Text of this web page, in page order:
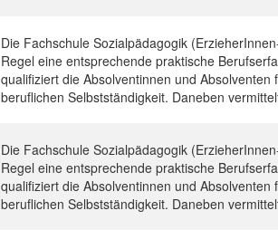
Die Fachschule Sozialpädagogik
Regel eine entsprechende praktische
qualifiziert die Absolventinnen und
beruflichen Selbstständigkeit. Daneben
Die Fachschule Sozialpädagogik
Regel eine entsprechende praktische
qualifiziert die Absolventinnen und
beruflichen Selbstständigkeit. Daneben